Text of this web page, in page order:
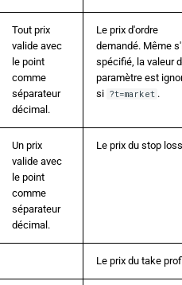
Tout prix
valide avec
le point
comme
séparateur
décimal.
Le prix d'ordre
demandé. Même
spécifié, la valeur
paramètre est
si ?t=market .
Un prix
valide avec
le point
comme
séparateur
décimal.
Le prix du stop
Le prix du take